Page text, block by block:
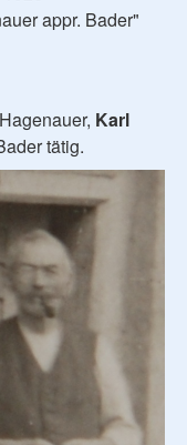
appr. Bader"
Karl
tätig.